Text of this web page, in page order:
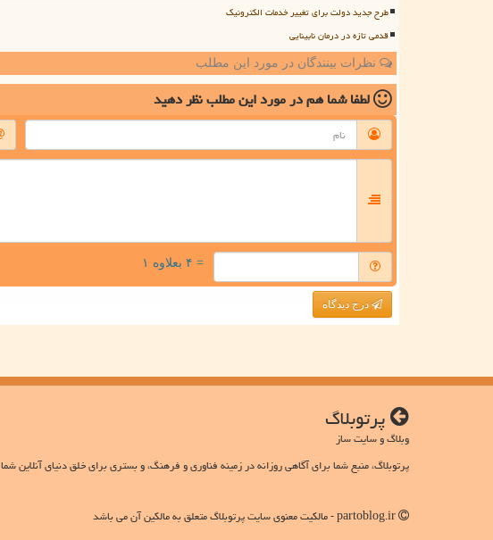
طرح جدید دولت برای تغییر خدمات الکترونیک
قدمی تازه در درمان نابینایی
نظرات بینندگان در مورد این مطلب
لطفا شما همدر مورد این مطلبنظر دهید
= ۴ بعلاوه ۱
درج دیدگاه
پرتوبلاگ
وبلاگ و سایت ساز
پرتوبلاگ، منبع شما برای آگاهی روزانه در زمینه فناوری و فرهنگ، و بستری برای خلق دنیای آنلاین شما